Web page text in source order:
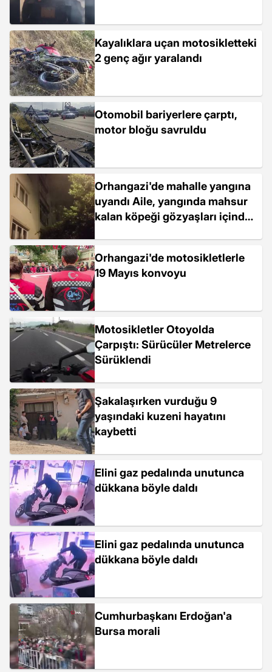
Kayalıklara uçan motosikletteki
2 genç ağır yaralandı
Otomobil bariyerlere çarptı,
motor bloğu savruldu
Orhangazi'de mahalle yangına
uyandı Aile, yangında mahsur
kalan köpeği gözyaşları içinde
Orhangazi'de motosikletlerle
19 Mayıs konvoyu
Motosikletler Otoyolda
Çarpıştı: Sürücüler Metrelerce
Sürüklendi
Şakalaşırken vurduğu 9
yaşındaki kuzeni hayatını
kaybetti
Elini gaz pedalında unutunca
dükkana böyle daldı
Elini gaz pedalında unutunca
dükkana böyle daldı
Cumhurbaşkanı Erdoğan'a
Bursa morali